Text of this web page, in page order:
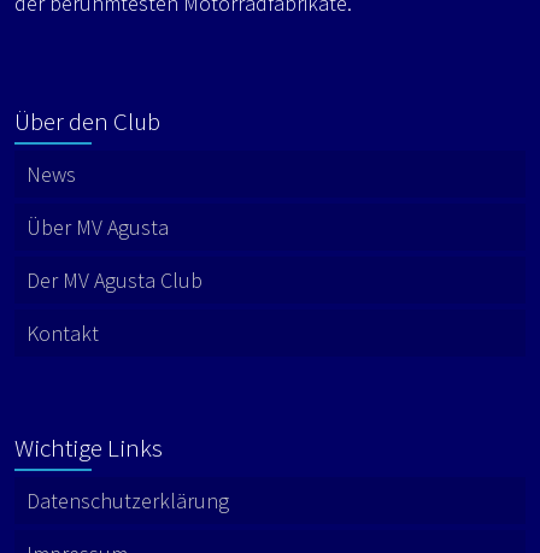
Über den Club
News
Über MV Agusta
Der MV Agusta Club
Kontakt
Wichtige Links
Datenschutzerklärung